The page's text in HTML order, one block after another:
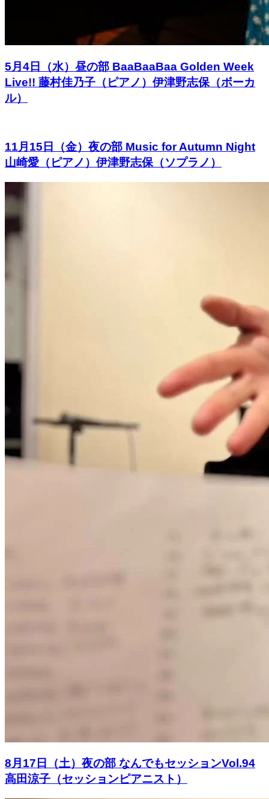
5月4日（水）昼の部 BaaBaaBaa Golden Week
Live!! 藤村佳乃子（ピアノ）伊津野志保（ボーカ
ル）
11月15日（金）夜の部 Music for Autumn Night
山崎愛（ピアノ）伊津野志保（ソプラノ）
8月17日（土）夜の部 なんでもセッションVol.94
高田涼子（セッションピアニスト）